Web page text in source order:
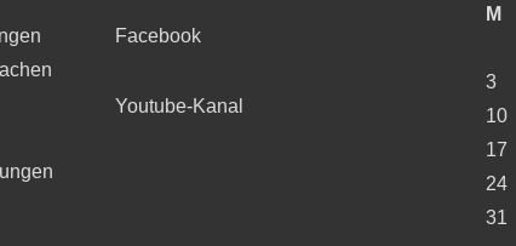
Facebook
Youtube-Kanal
M
3
10
17
24
31